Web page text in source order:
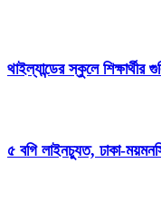
থাইল্যান্ডের স্কুলে
৫ বগি লাইনচ্যুত, ঢাকা-